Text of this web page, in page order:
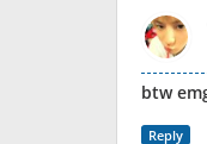
btw
Reply